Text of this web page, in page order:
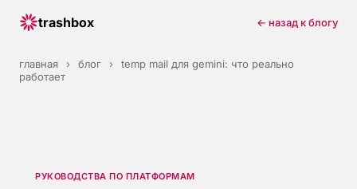
trashbox ← назад к блогу
главная › блог ›
temp mail для gemini: что реально
работает
РУКОВОДСТВА ПО ПЛАТФОРМАМ